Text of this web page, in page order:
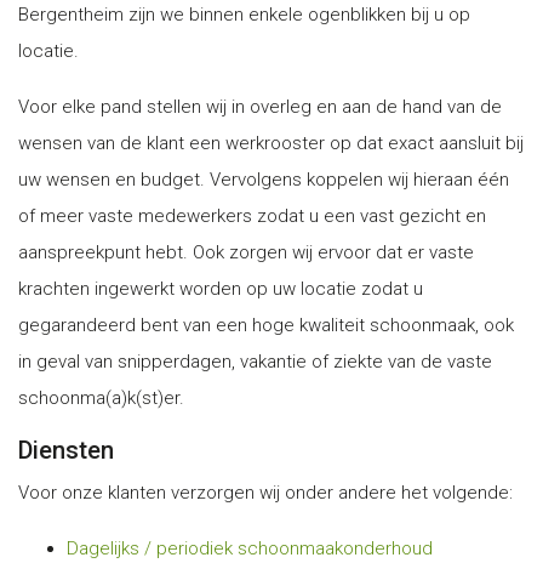
Bergentheim zijn we binnen enkele ogenblikken bij u op
locatie.
Voor elke pand stellen wij in overleg en aan de hand van de
wensen van de klant een werkrooster op dat exact aansluit bij
uw wensen en budget. Vervolgens koppelen wij hieraan één
of meer vaste medewerkers zodat u een vast gezicht en
aanspreekpunt hebt. Ook zorgen wij ervoor dat er vaste
krachten ingewerkt worden op uw locatie zodat u
gegarandeerd bent van een hoge kwaliteit schoonmaak, ook
in geval van snipperdagen, vakantie of ziekte van de vaste
schoonma(a)k(st)er.
Diensten
Voor onze klanten verzorgen wij onder andere het volgende:
Dagelijks / periodiek schoonmaakonderhoud